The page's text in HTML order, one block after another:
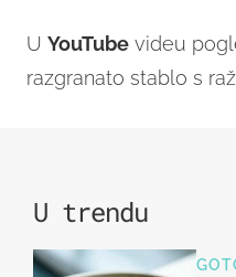
U YouTube videu
razgranato stablo s
U trendu